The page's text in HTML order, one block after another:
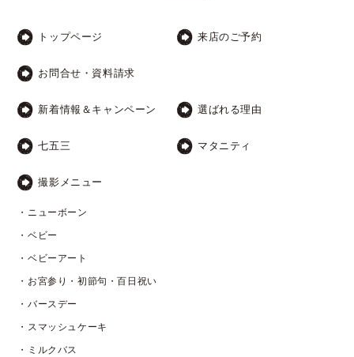
トップページ 来店のご予約
お問合せ・資料請求
新着情報＆キャンペーン 選ばれる理由
七五三 マタニティ
撮影メニュー
・ニューボーン
・ベビー
・ベビーアート
・お宮参り・初節句・百日祝い
・バースデー
・スマッシュケーキ
・ミルクバス